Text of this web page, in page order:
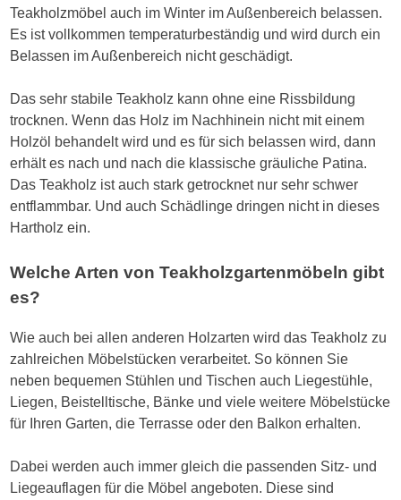
Teakholzmöbel auch im Winter im Außenbereich belassen.
Es ist vollkommen temperaturbeständig und wird durch ein
Belassen im Außenbereich nicht geschädigt.
Das sehr stabile Teakholz kann ohne eine Rissbildung
trocknen. Wenn das Holz im Nachhinein nicht mit einem
Holzöl behandelt wird und es für sich belassen wird, dann
erhält es nach und nach die klassische gräuliche Patina.
Das Teakholz ist auch stark getrocknet nur sehr schwer
entflammbar. Und auch Schädlinge dringen nicht in dieses
Hartholz ein.
Welche Arten von Teakholzgartenmöbeln gibt
es?
Wie auch bei allen anderen Holzarten wird das Teakholz zu
zahlreichen Möbelstücken verarbeitet. So können Sie
neben bequemen Stühlen und Tischen auch Liegestühle,
Liegen, Beistelltische, Bänke und viele weitere Möbelstücke
für Ihren Garten, die Terrasse oder den Balkon erhalten.
Dabei werden auch immer gleich die passenden Sitz- und
Liegeauflagen für die Möbel angeboten. Diese sind